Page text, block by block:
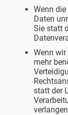
Wenn
Daten
Sie statt
Wenn
mehr
statt der